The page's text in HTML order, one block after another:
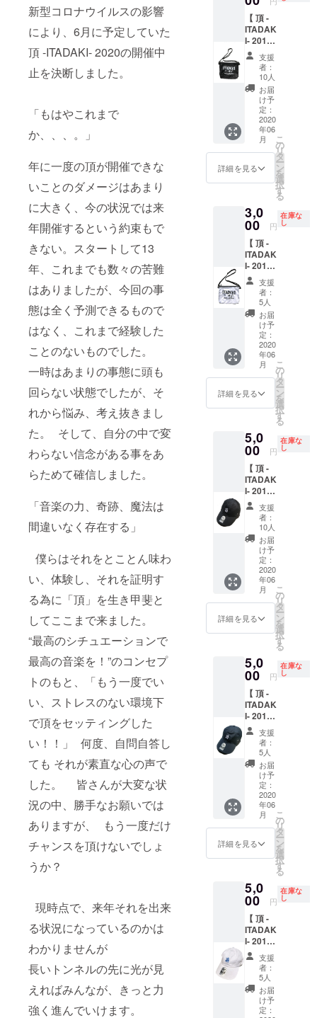
新型コロナウイルスの影響
により、6月に予定していた
頂 -ITADAKI- 2020の開催中
止を決断しました。
「もはやこれまで
か、、、。」
年に一度の頂が開催できな
いことのダメージはあまり
に大きく、今の状況では来
年開催するという約束もで
きない。スタートして13
年、これまでも数々の苦難
はありましたが、今回の事
態は全く予測できるもので
はなく、これまで経験した
ことのないものでした。
一時はあまりの事態に頭も
回らない状態でしたが、そ
れから悩み、考え抜きまし
た。 そして、自分の中で変
わらない信念がある事をあ
らためて確信しました。
「音楽の力、奇跡、魔法は
間違いなく存在する」
僕らはそれをとことん味わ
い、体験し、それを証明す
る為に「頂」を生き甲斐と
してここまで来ました。
“最高のシチュエーションで
最高の音楽を！”のコンセプ
トのもと、「もう一度でい
い、ストレスのない環境下
で頂をセッティングした
い！！」 何度、自問自答し
ても それが素直な心の声で
した。 皆さんが大変な状
況の中、勝手なお願いでは
ありますが、 もう一度だけ
チャンスを頂けないでしょ
うか？
現時点で、来年それを出来
る状況になっているのかは
わかりませんが
長いトンネルの先に光が見
えればみんなが、きっと力
強く進んでいけます。
オリジ
ナルス
テッ
カー５
種 (ス
テッ
カー５
種中３
種は過
去の頂 -
ITADAK
I- ス
テッ
ランダ
ムに
います)
Women
https://
www.un
ited-
athle.jp/
ua/item
s/index/
500103
Men
https://
www.un
ited-
athle.jp/
ua/item
s/index/
500101
※商品の
上、色
や仕上
がりサ
イズに
若干の
誤差が
ござい
ますの
で予め
ご了承
くださ
い。 ★
特典
★ ・
ITADAK
I- 2015
cro-
Sunday
Mornin
g Set ラ
イブ音
源 ・頂
-
ITADAK
I- 2016
青葉市
子
Moon
Stage -
Midnigh
Landing
音源
※音源は
でお送
りしま
す
（wav
形式）
・オリ
ジナル
ステッ
カー５
種 (ス
テッ
カー５
種中３
種は過
去の頂 -
ITADAK
I- ス
テッ
カーが
ムに
入って
います)
展開。
サイズ
は S / M
/ L / XL /
XXL か
らお選
びいた
だけま
す サイ
ズ詳細
は下記
URLか
らご確
認くだ
さい
www.un
athle.jp/
ua/item
s/index/
501001
※商品の
特性
上、色
や仕上
がりサ
イズに
若干の
誤差が
ござい
ますの
で予め
ご了承
くださ
頂 -
ITADAK
I- 2015
cro-
magno
n
Sunday
Mornin
g Set ラ
イブ音
源 ・頂
ITADAK
I- 2016
青葉市
Moon
Stage -
Midnigh
Landing
- ライブ
音源
※音源は
データ
でお送
りしま
（wav
形式）
・オリ
ジナル
ステッ
カー５
種 (ス
カー５
種中３
ITADAK
I- ス
テッ
カーが
ランダ
ムに
入って
います)
【 頂 -
ITADAK
I- 2019
× 花井
祐介 オ
フィ
シャル
サコッ
シュ
】
2019年
のオ
フィ
シャル
グッズ&
オフィ
スタッ
フグッ
ズと
なって
いた 頂
-
ITADAK
I- と花
井 祐介
さんの
コラボ
サコッ
シュ。
サイズ :
21cm ×
横
ラッ
ク。 ★
特典
★ ・
オリジ
ナルス
テッ
カー５
ステッ
カー５
種中３
種は過
去の頂 -
ITADAK
I- ス
テッ
入って
います )
支援
者：
10人
お届
け予
定：
2020
年06
月
詳細を見る
こ
の
リ
タ
ー
ン
を
選
択
す
る
3,0
00 円
在庫な
し
【 頂 -
ITADAK
I- 2019
× 花井
祐介 オ
フィ
シャル
サコッ
シュ
】
2019年
のオ
フィ
シャル
グッズ&
オフィ
スタッ
フグッ
ズと
なって
いた 頂
-
ITADAK
I- 花井
祐介さ
んとの
コラボ
サコッ
シュ。
サイズ :
21cm ×
横
イト。
★特典
★ ・
オリジ
ナルス
テッ
カー５
ステッ
カー５
種中３
種は過
去の頂 -
ITADAK
I- ス
テッ
カーが
います )
支援
者：
5人
お届
け予
定：
2020
年06
月
詳細を見る
こ
の
リ
タ
ー
ン
を
選
択
す
る
5,0
00 円
在庫な
し
【 頂 -
ITADAK
I- 2017
× '47
(フォー
ティー
セブン)
オフィ
シャル
キャッ
プ 】
頂 -
ITADAK
I- 2017
フィ
シャル
グッズ&
オフィ
シャル
フス
タッフ
グッズ
となっ
てい
た、'47
(フォー
ティー
セブン)
のコラ
ボ
キャッ
プ。 '47
セブン)
定番シ
ルエッ
トの
CLEAN
UP (ク
リーン
ナップ)
のフロ
ントと
バック
支援
者：
10人
お届
け予
定：
2020
年06
月
詳細を見る
こ
の
リ
タ
ー
ン
を
選
択
す
る
5,0
00 円
在庫な
し
【 頂 -
ITADAK
I- 2017
× '47
(フォー
ティー
セブン)
オフィ
シャル
キャッ
プ 】
頂 -
ITADAK
I- 2017
フィ
シャル
グッズ&
オフィ
シャル
フス
タッフ
グッズ
となっ
てい
た、'47
(フォー
支援
者：
5人
お届
け予
定：
2020
年06
月
詳細を見る
こ
の
リ
タ
ー
ン
を
選
択
す
る
5,0
00 円
在庫な
し
【 頂 -
ITADAK
I- 2017
× '47
(フォー
ティー
セブン)
オフィ
シャル
支援
者：
5人
お届
け予
定：